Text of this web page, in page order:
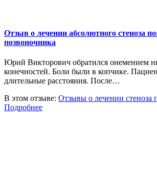
Отзыв о лечении абсолютного стеноза
позвоночника
Юрий Викторович обратился онемением
конечностей. Боли были в копчике.
длительные расстояния. После…
В этом отзыве: Отзывы о лечении стеноза
Подробнее